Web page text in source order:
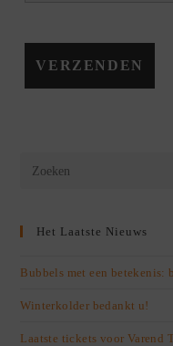
Het Laatste Nieuws
Bubbels met een betekenis:
Winterkolder bedankt u!
Laatste tickets voor Varend